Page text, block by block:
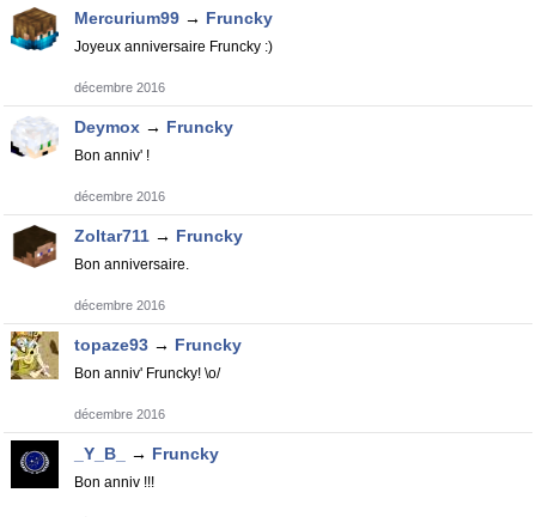
Mercurium99 → Fruncky
Joyeux anniversaire Fruncky :)
décembre 2016
Deymox → Fruncky
Bon anniv' !
décembre 2016
Zoltar711 → Fruncky
Bon anniversaire.
décembre 2016
topaze93 → Fruncky
Bon anniv' Fruncky! \o/
décembre 2016
_Y_B_ → Fruncky
Bon anniv !!!